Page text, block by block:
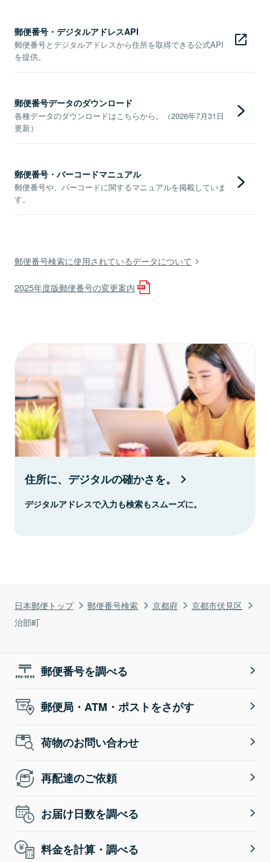
日本郵便トップ 郵便番号検索 京都府
京都市伏見区
治部町
郵便番号・デジタルアドレスAPI
郵便番号とデジタルアドレスから住所を取得できる公式API
を提供。
郵便番号データのダウンロード
各種データのダウンロードはこちらから。（2026年7月31日
更新）
郵便番号・バーコードマニュアル
郵便番号や、バーコードに関するマニュアルを掲載していま
す。
郵便番号検索に使用されているデータについて
2025年度版郵便番号の変更案内
住所に、デジタルの確かさを。
デジタルアドレスで入力も検索もスムーズに。
郵便番号を調べる
郵便局・ATM・ポストをさがす
荷物のお問い合わせ
再配達のご依頼
お届け日数を調べる
料金を計算・調べる